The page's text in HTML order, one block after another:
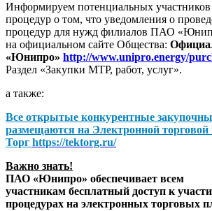
Информируем потенциальных
процедур о том, что уведомления о
процедур для нужд филиалов ПАО
на официальном сайте Общества:
«Юнипро» http://www.unipro.energy/
Раздел «Закупки МТР, работ, услуг».
а также:
Все открытые конкурентные
размещаются на Электронной
Торг https://tektorg.ru/
Важно знать!
ПАО «Юнипро» обеспечивает всем
участникам бесплатный доступ к
процедурах на электронных торговых